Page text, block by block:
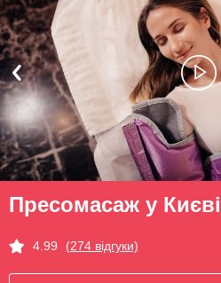
Пресомасаж у Києві
4.99 (274 відгуки)